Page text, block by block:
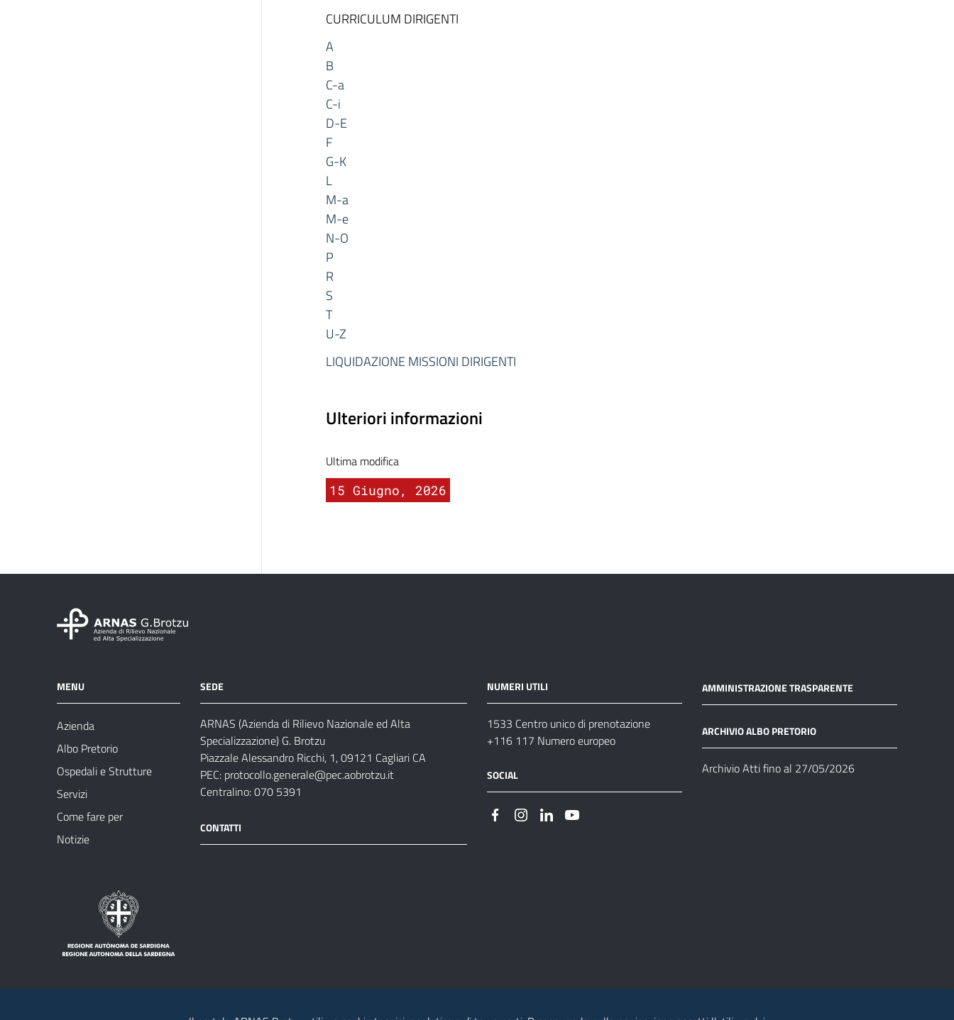
CURRICULUM DIRIGENTI
A
B
C-a
C-i
D-E
F
G-K
L
M-a
M-e
N-O
P
R
S
T
U-Z
LIQUIDAZIONE MISSIONI DIRIGENTI
Ulteriori informazioni
Ultima modifica
15 Giugno, 2026
MENU
Azienda
Albo Pretorio
Ospedali e Strutture
Servizi
Come fare per
Notizie
SEDE
ARNAS (Azienda di Rilievo Nazionale ed Alta
Specializzazione) G. Brotzu
Piazzale Alessandro Ricchi, 1, 09121 Cagliari CA
PEC: protocollo.generale@pec.aobrotzu.it
Centralino: 070 5391
CONTATTI
NUMERI UTILI
1533 Centro unico di prenotazione
+116 117 Numero europeo
SOCIAL
AMMINISTRAZIONE TRASPARENTE
ARCHIVIO ALBO PRETORIO
Archivio Atti fino al 27/05/2026